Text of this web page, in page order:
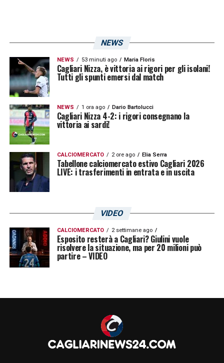
NEWS
NEWS 53 minuti ago Maria Floris
Cagliari Nizza, è vittoria ai rigori per gli isolani!
Tutti gli spunti emersi dal match
NEWS 1 ora ago Dario Bartolucci
Cagliari Nizza 4-2: i rigori consegnano la
vittoria ai sardi!
CALCIOMERCATO 2 ore ago Elia Serra
Tabellone calciomercato estivo Cagliari 2026
LIVE: i trasferimenti in entrata e in uscita
VIDEO
CALCIOMERCATO 2 settimane ago
Esposito resterà a Cagliari? Giulini vuole
risolvere la situazione, ma per 20 milioni può
partire – VIDEO